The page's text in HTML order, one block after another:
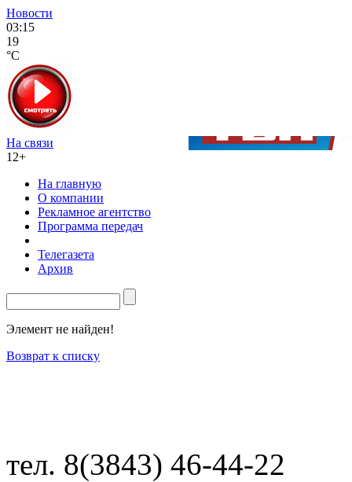
Новости
03:15
19
°C
На связи
12+
На главную
О компании
Рекламное агентство
Программа передач
Телегазета
Архив
Элемент не найден!
Возврат к списку
тел. 8(3843) 46-44-22